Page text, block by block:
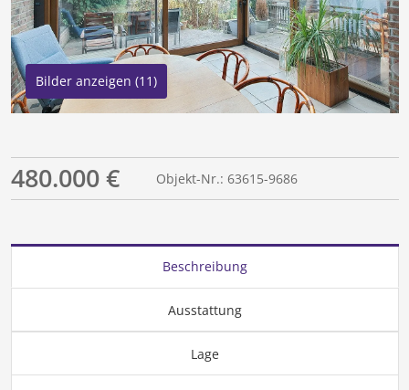
Bilder anzeigen (11)
480.000 € Objekt-Nr.: 63615-9686
Beschreibung
Ausstattung
Lage